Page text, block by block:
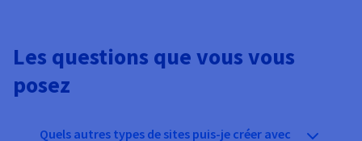
Les questions que vous vous
posez
Quels autres types de sites puis-je créer avec